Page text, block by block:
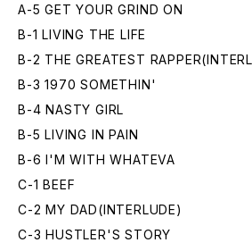
A-5 GET YOUR GRIND ON
B-1 LIVING THE LIFE
B-2 THE GREATEST
B-3 1970 SOMETHIN'
B-4 NASTY GIRL
B-5 LIVING IN PAIN
B-6 I'M WITH WHATEVA
C-1 BEEF
C-2 MY DAD(INTERLUDE)
C-3 HUSTLER'S STORY